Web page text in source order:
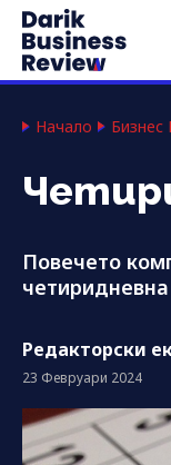
Начало Бизнес
Повечето
Редакторски
23 Февруари 2024